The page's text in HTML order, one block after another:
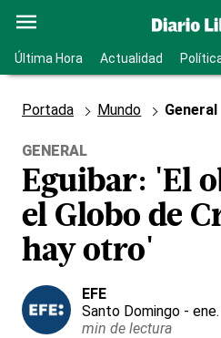
Última Hora Actualidad
Portada Mundo General
GENERAL
Eguibar: 'El
el Globo de
hay otro'
EFE
Santo Domingo -
min de lectura